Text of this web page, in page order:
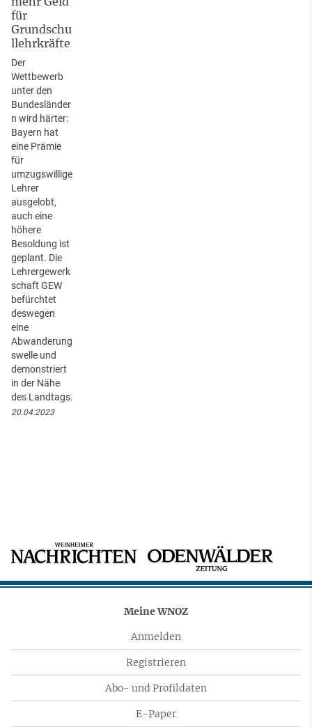
für
Grundschu
llehrkräfte
Der
Wettbewerb
unter den
Bundesländer
n wird härter:
Bayern hat
eine Prämie
für
umzugswillige
Lehrer
ausgelobt,
auch eine
höhere
Besoldung ist
geplant. Die
Lehrergewerk
schaft GEW
befürchtet
deswegen
eine
Abwanderung
swelle und
demonstriert
in der Nähe
des Landtags.
20.04.2023
Meine WNOZ
Anmelden
Registrieren
Abo- und Profildaten
E-Paper